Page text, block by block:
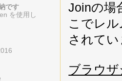
Joinの場
こでレ
されて
ブラウ
です
を使用し